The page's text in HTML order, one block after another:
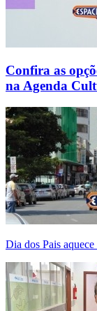
Confira as
na Agenda
Dia dos Pais